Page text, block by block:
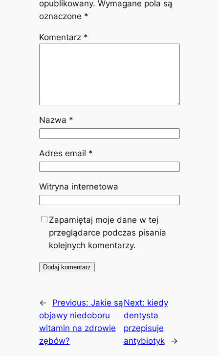
opublikowany. Wymagane pola są
oznaczone *
Komentarz *
Nazwa *
Adres email *
Witryna internetowa
Zapamiętaj moje dane w tej
przeglądarce podczas pisania
kolejnych komentarzy.
← Previous: Jakie są
objawy niedoboru
witamin na zdrowie
zębów?
Next: kiedy
dentysta
przepisuje
antybiotyk
→